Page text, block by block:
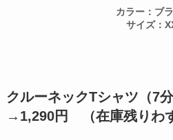
カラー：ブ
サイズ：
クルーネックTシャツ（7
→ 1,290円 （在庫残りわ